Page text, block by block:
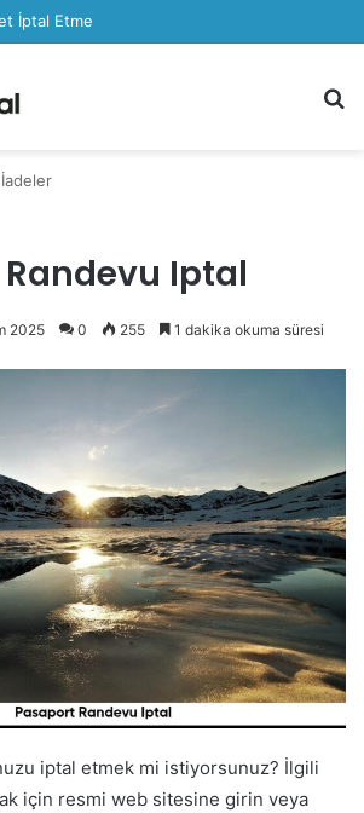
İptal Etme
Iptal
2025 0 255 1 dakika okuma süresi
iptal etmek mi istiyorsunuz? İlgili
için resmi web sitesine girin veya